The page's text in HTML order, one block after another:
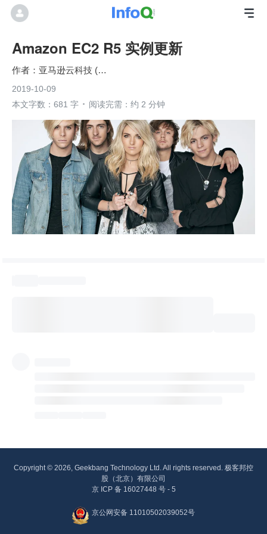
Amazon EC2 R5 实例更新
亚马逊云科技 (Amazon Web Services）
2019-10-09
本文字数：681 字
阅读完需：约 2 分钟
Copyright © 2026, Geekbang Technology Ltd. All rights reserved. 极客邦控
股（北京）有限公司
京 ICP 备 16027448 号 - 5
京公网安备 11010502039052号